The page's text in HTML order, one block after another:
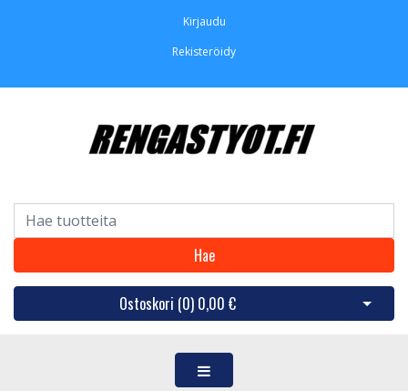
Kirjaudu
Rekisteröidy
Hae
Ostoskori (0) 0,00 € Avaa